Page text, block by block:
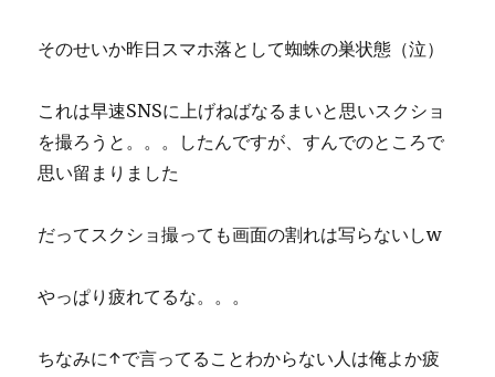
そのせいか昨日スマホ落として蜘蛛の巣状態（泣）
これは早速SNSに上げねばなるまいと思いスクショ
を撮ろうと。。。したんですが、すんでのところで
思い留まりました
だってスクショ撮っても画面の割れは写らないしw
やっぱり疲れてるな。。。
ちなみに↑で言ってることわからない人は俺よか疲